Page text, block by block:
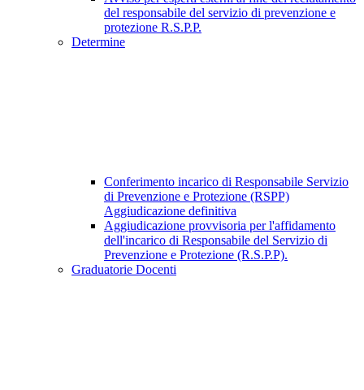
del responsabile del servizio di prevenzione e
protezione R.S.P.P.
Determine
Conferimento incarico di Responsabile Servizio
di Prevenzione e Protezione (RSPP)
Aggiudicazione definitiva
Aggiudicazione provvisoria per l'affidamento
dell'incarico di Responsabile del Servizio di
Prevenzione e Protezione (R.S.P.P).
Graduatorie Docenti